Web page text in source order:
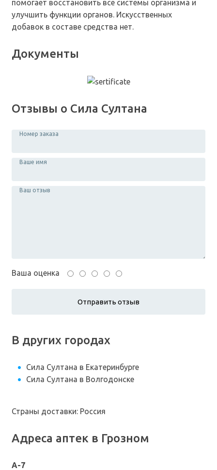
помогает восстановить все системы организма и
улучшить функции органов. Искусственных
добавок в составе средства нет.
Документы
Отзывы о Сила Султана
Номер заказа
Ваше имя
Ваш отзыв
Ваша оценка
В других городах
Сила Султана в Екатеринбурге
Сила Султана в Волгодонске
Страны доставки: Россия
Адреса аптек в Грозном
А-7